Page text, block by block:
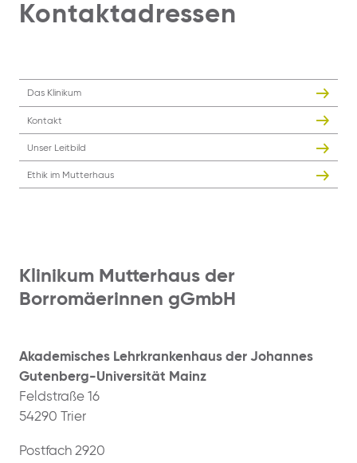
Kontaktadressen
Das Klinikum
Kontakt
Unser Leitbild
Ethik im Mutterhaus
Klinikum Mutterhaus der
Borromäerinnen gGmbH
Akademisches Lehrkrankenhaus der Johannes
Gutenberg-Universität Mainz
Feldstraße 16
54290 Trier
Postfach 2920